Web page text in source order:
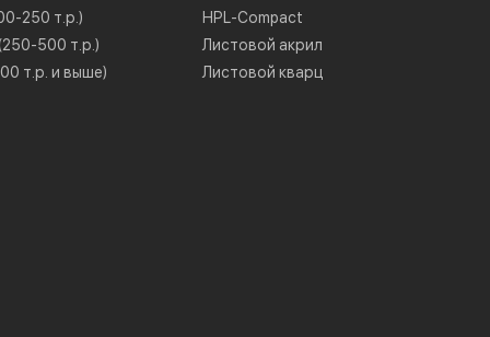
250 т.р.)
500 т.р.)
т.р. и выше)
HPL-Compact
Листовой акрил
Листовой кварц